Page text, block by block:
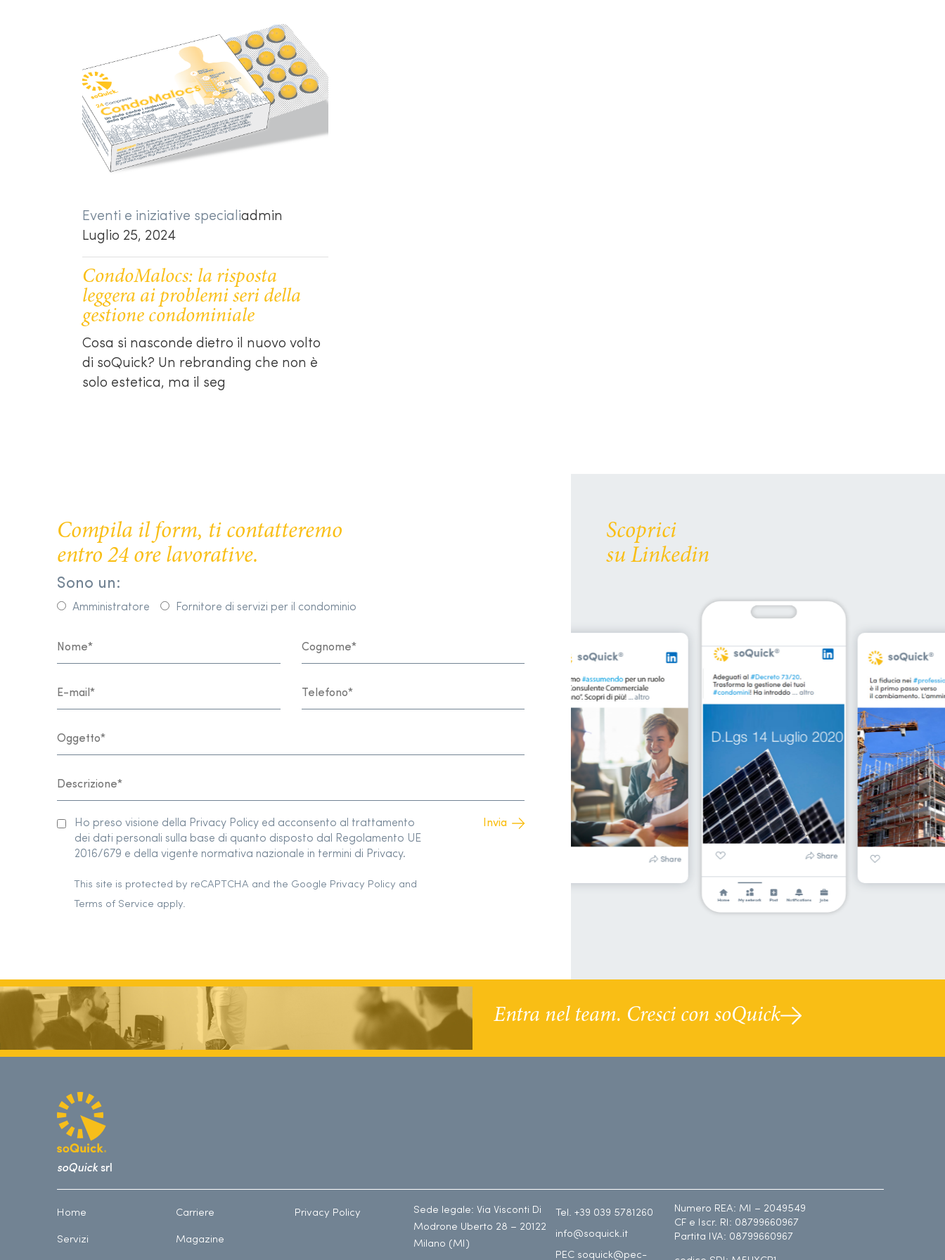
Eventi e iniziative specialiadmin
Luglio 25, 2024
CondoMalocs: la risposta
leggera ai problemi seri della
gestione condominiale
Cosa si nasconde dietro il nuovo volto
di soQuick? Un rebranding che non è
solo estetica, ma il seg
Compila il form, ti contatteremo
entro 24 ore lavorative.
Sono un:
Amministratore Fornitore di servizi per il condominio
Ho preso visione della Privacy Policy ed acconsento al trattamento
dei dati personali sulla base di quanto disposto dal Regolamento UE
2016/679 e della vigente normativa nazionale in termini di Privacy.
This site is protected by reCAPTCHA and the Google Privacy Policy and
Terms of Service apply.
Scoprici
su Linkedin
Entra nel team. Cresci con soQuick
soQuicksrl
Home
Servizi
Carriere
Magazine
Privacy Policy
Sede legale: Via Visconti Di
Modrone Uberto 28 – 20122
Milano (MI)
Tel. +39 039 5781260
info@soquick.it
PEC soquick@pec-
Numero REA: MI – 2049549
CF e Iscr. RI: 08799660967
Partita IVA: 08799660967